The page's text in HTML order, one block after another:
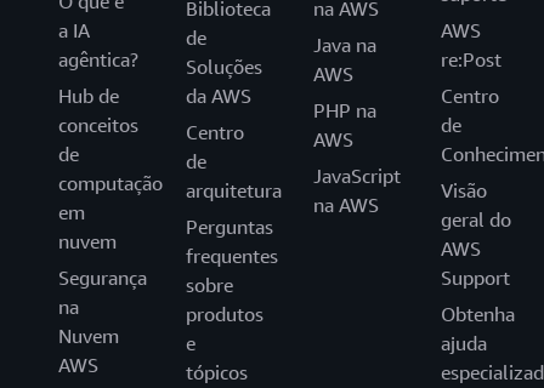
a IA
agêntica?
Hub de
conceitos
de
computação
em
nuvem
Segurança
na
Nuvem
AWS
Biblioteca
de
Soluções
da AWS
Centro
de
arquitetura
Perguntas
frequentes
sobre
produtos
e
tópicos
na AWS
Java na
AWS
PHP na
AWS
JavaScript
na AWS
AWS
re:Post
Centro
de
Visão
geral do
AWS
Support
Obtenha
ajuda